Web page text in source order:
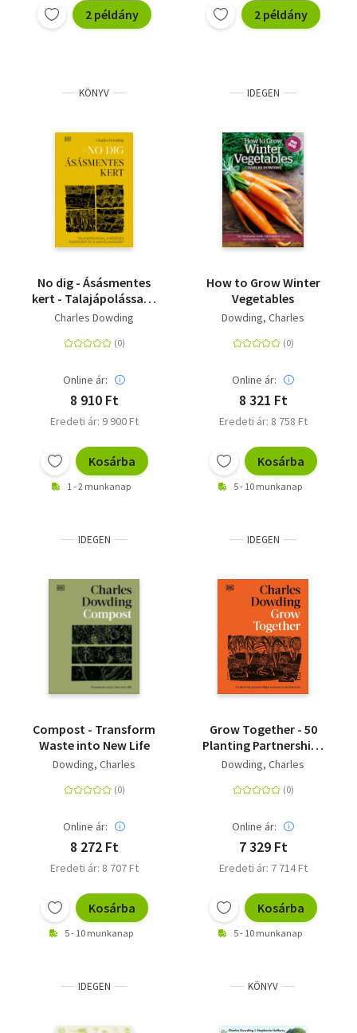
2 példány 2 példány
KÖNYV
No dig - Ásásmentes
kert - Talajápolással a
bőséges termésért és a
Charles Dowding
Online ár:
8 910 Ft
Eredeti ár: 9 900 Ft
Kosárba
1 - 2 munkanap
IDEGEN
How to Grow Winter
Vegetables
Dowding, Charles
Online ár:
8 321 Ft
Eredeti ár: 8 758 Ft
Kosárba
5 - 10 munkanap
IDEGEN
Compost - Transform
Waste into New Life
Dowding, Charles
Online ár:
8 272 Ft
Eredeti ár: 8 707 Ft
Kosárba
5 - 10 munkanap
IDEGEN
Grow Together - 50
Planting Partnerships
to Boost Your
Dowding, Charles
Online ár:
7 329 Ft
Eredeti ár: 7 714 Ft
Kosárba
5 - 10 munkanap
IDEGEN KÖNYV